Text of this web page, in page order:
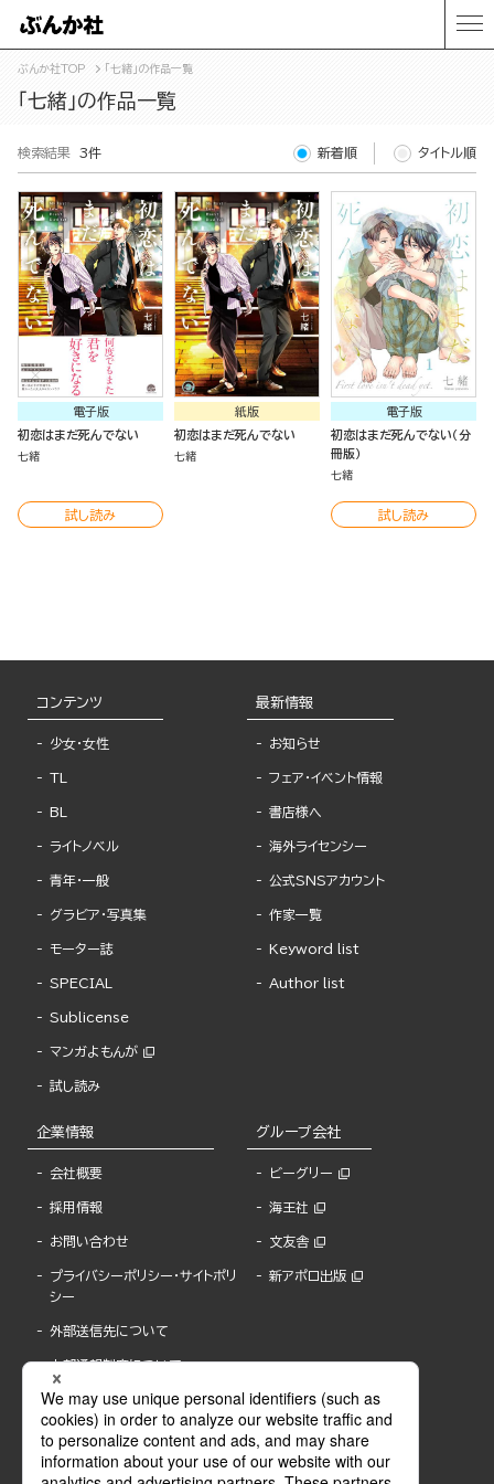
ぶんか社TOP 「七緒」の作品一覧
「七緒」の作品一覧
検索結果 3件 新着順 タイトル順
電子版
初恋はまだ死んでない
七緒
試し読み
紙版
初恋はまだ死んでない
七緒
電子版
初恋はまだ死んでない（分
冊版）
七緒
試し読み
コンテンツ
少女・女性
TL
BL
ライトノベル
青年・一般
グラビア・写真集
モーター誌
SPECIAL
Sublicense
マンガよもんが
試し読み
最新情報
お知らせ
フェア・イベント情報
書店様へ
海外ライセンシー
公式SNSアカウント
作家一覧
Keyword list
Author list
企業情報
会社概要
採用情報
お問い合わせ
プライバシーポリシー・サイトポリ
シー
外部送信先について
内部通報制度について
グループ会社
ビーグリー
海王社
文友舎
新アポロ出版